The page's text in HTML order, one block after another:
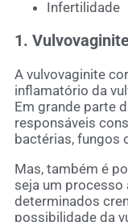
Infertilidade
1.
A vulvovaginite
inflamatório da
Em grande parte
responsáveis
bactérias, fungos
Mas, também é
seja um processo
determinados
possibilidade da